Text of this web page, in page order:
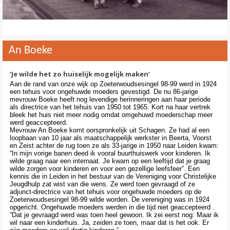
Contact >
An Boeke
‘Je wilde het zo huiselijk mogelijk maken’
Aan de rand van onze wijk op Zoeterwoudsesingel 98-99 werd in 1924
een tehuis voor ongehuwde moeders gevestigd. De nu 86-jarige
mevrouw Boeke heeft nog levendige herinneringen aan haar periode
als directrice van het tehuis van 1950 tot 1965. Kort na haar vertrek
bleek het huis niet meer nodig omdat omgehuwd moederschap meer
werd geaccepteerd.
Mevrouw An Boeke komt oorspronkelijk uit Schagen. Ze had al een
loopbaan van 10 jaar als maatschappelijk werkster in Beerta, Voorst
en Zeist achter de rug toen ze als 33-jarige in 1950 naar Leiden kwam:
“In mijn vorige banen deed ik vooral buurthuiswerk voor kinderen. Ik
wilde graag naar een internaat. Je kwam op een leeftijd dat je graag
wilde zorgen voor kinderen en voor een gezellige leefsfeer”. Een
kennis die in Leiden in het bestuur van de Vereniging voor Christelijke
Jeugdhulp zat wist van die wens. Ze werd toen gevraagd of ze
adjunct-directrice van het tehuis voor ongehuwde moeders op de
Zoeterwoudsesingel 98-99 wilde worden. De vereniging was in 1924
opgericht. Ongehuwde moeders werden in die tijd niet geaccepteerd .
“Dat je gevraagd werd was toen heel gewoon. Ik zei eerst nog: Maar ik
wil naar een kinderhuis. Ja, zeiden ze toen, maar dat is het ook. Er